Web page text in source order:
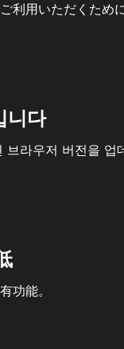
利用いただくため
니다
라우저 버전을 업
功能。